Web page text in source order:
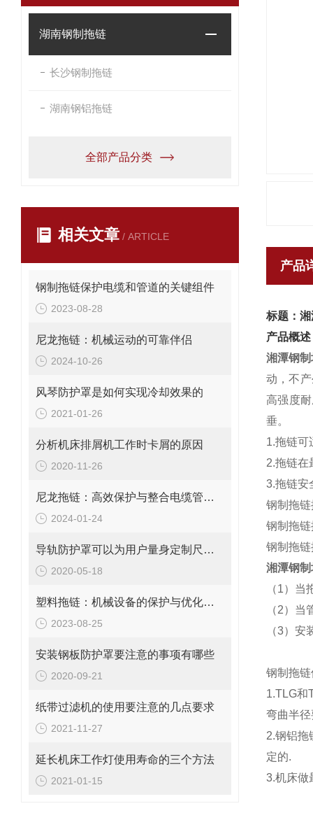
湖南钢制拖链
长沙钢制拖链
湖南钢铝拖链
全部产品分类
相关文章 / ARTICLE
钢制拖链保护电缆和管道的关键组件
2023-08-28
尼龙拖链：机械运动的可靠伴侣
2024-10-26
风琴防护罩是如何实现冷却效果的
2021-01-26
分析机床排屑机工作时卡屑的原因
2020-11-26
尼龙拖链：高效保护与整合电缆管理解决方案
2024-01-24
导轨防护罩可以为用户量身定制尺寸大小
2020-05-18
塑料拖链：机械设备的保护与优化装置
2023-08-25
安装钢板防护罩要注意的事项有哪些
2020-09-21
纸带过滤机的使用要注意的几点要求
2021-11-27
延长机床工作灯使用寿命的三个方法
2021-01-15
产品
标题：
产品概述
湘潭钢
动，不
高强度
垂。
1.拖链可
2.拖链在
3.拖链安
钢制拖
钢制拖
钢制拖
湘潭钢
（1）
（2）
（3）
钢制拖
1.TLG和
弯曲半
2.钢铝拖
定的.
3.机床做